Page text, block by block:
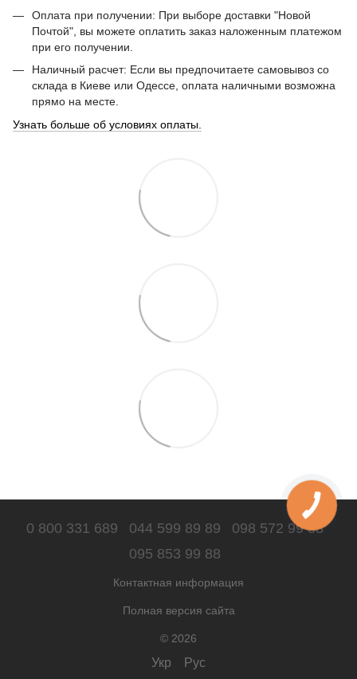
Оплата при получении: При выборе доставки "Новой
Почтой", вы можете оплатить заказ наложенным платежом
при его получении.
Наличный расчет: Если вы предпочитаете самовывоз со
склада в Киеве или Одессе, оплата наличными возможна
прямо на месте.
Узнать больше об условиях оплаты.
0 800 331 689 044 599 89 89
098 572 99 88
095 853 99 88
Контактная информация
Полная версия сайта
© 2026
Укр Рус